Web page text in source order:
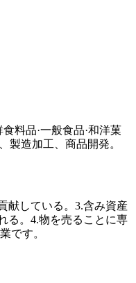
料品·一般食品·和洋菓
製造加工、商品開発。
献している。3.含み資産
る。4.物を売ることに専
です。